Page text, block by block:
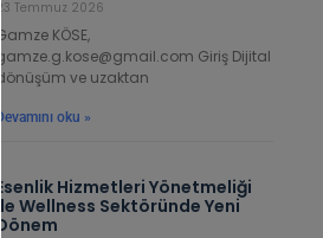
23 Temmuz 2026
Gamze KÖSE,
gamze.g.kose@gmail.com Giriş Dijital
dönüşüm ve uzaktan
Devamını oku »
Esenlik Hizmetleri Yönetmeliği
ile Wellness Sektöründe Yeni
Dönem